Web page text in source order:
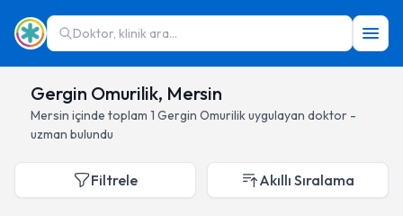
Doktor, klinik ara...
Gergin Omurilik, Mersin
Mersin içinde toplam 1 Gergin Omurilikuygulayan doktor -
uzman bulundu
Filtrele Akıllı Sıralama